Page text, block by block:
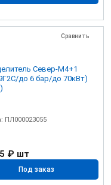
Сравнить
Север-М4+1
до 6 бар/до 70кВт)
ПЛ000023055
₽ шт
Под заказ